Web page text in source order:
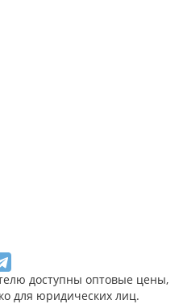
доступны оптовые цены,
для юридических лиц.